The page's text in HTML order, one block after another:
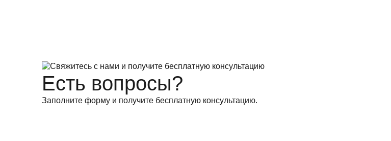
Есть вопросы?
Заполните форму и получите бесплатную консультацию.